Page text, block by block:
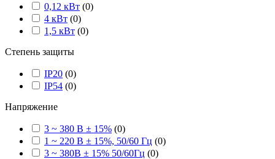
0,12 кВт (0)
4 кВт (0)
1,5 кВт (0)
Степень защиты
IP20 (0)
IP54 (0)
Напряжение
3 ~ 380 В ± 15% (0)
1 ~ 220 В ± 15%, 50/60 Гц (0)
3 ~ 380В ± 15% 50/60Гц (0)